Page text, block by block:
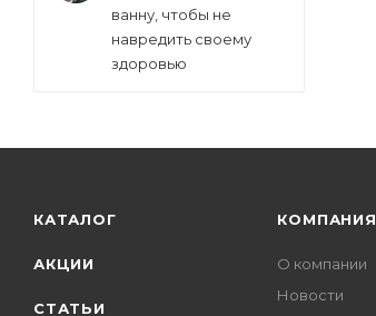
ванну, чтобы не
навредить своему
здоровью
КАТАЛОГ
АКЦИИ
СТАТЬИ
КОМПАНИЯ
О компании
Новости